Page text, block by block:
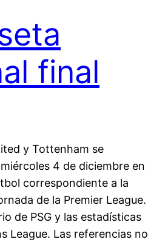
final
y Tottenham se
4 de diciembre en
correspondiente a la
de la Premier League.
de PSG y las estadísticas
League. Las referencias no